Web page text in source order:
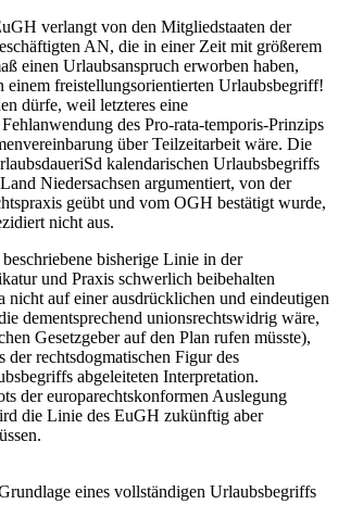
verlangt von den Mitgliedstaaten der
AN, die in einer Zeit mit größerem
einen Urlaubsanspruch erworben haben,
einem freistellungsorientierten Urlaubsbegriff!
dürfe, weil letzteres eine
des Pro-rata-temporis-Prinzips
über Teilzeitarbeit wäre. Die
daueriSd kalendarischen Urlaubsbegriffs
Niedersachsen argumentiert, von der
geübt und vom OGH bestätigt wurde,
nicht aus.
bisherige Linie in der
und Praxis schwerlich beibehalten
nicht auf einer ausdrücklichen und eindeutigen
dementsprechend unionsrechtswidrig wäre,
Gesetzgeber auf den Plan rufen müsste),
der rechtsdogmatischen Figur des
abgeleiteten Interpretation.
der europarechtskonformen Auslegung
die Linie des EuGH zukünftig aber
eines vollständigen Urlaubsbegriffs